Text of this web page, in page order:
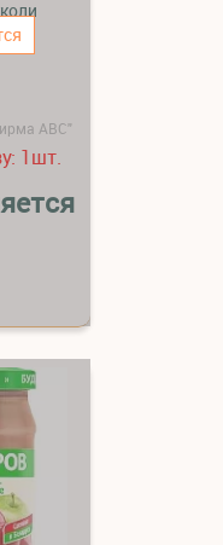
АВС"
1шт.